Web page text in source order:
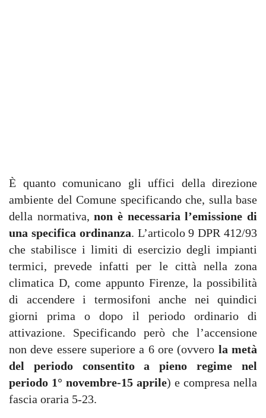
È quanto comunicano gli uffici della direzione
ambiente del Comune specificando che, sulla base
della normativa,non è necessaria l’emissione di
una specifica ordinanza. L’articolo 9 DPR 412/93
che stabilisce i limiti di esercizio degli impianti
termici, prevede infatti per le città nella zona
climatica D, come appunto Firenze, la possibilità
di accendere i termosifoni anche nei quindici
giorni prima o dopo il periodo ordinario di
attivazione. Specificando però che l’accensione
non deve essere superiore a 6 ore (ovvero la metà
del periodo consentito a pieno regime nel
periodo 1° novembre-15 aprile) e compresa nella
fascia oraria 5-23.